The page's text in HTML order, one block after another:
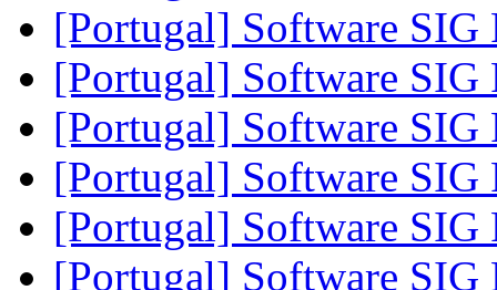
[Portugal] Software SIG
[Portugal] Software SIG
[Portugal] Software SIG
[Portugal] Software SIG
[Portugal] Software SIG
[Portugal] Software SIG